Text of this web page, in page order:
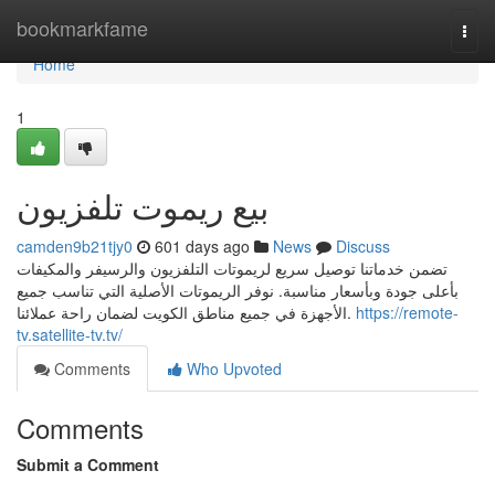
bookmarkfame
Home
Home
1
بيع ريموت تلفزيون
camden9b21tjy0 601 days ago News
Discuss
تضمن خدماتنا توصيل سريع لريموتات التلفزيون والرسيفر والمكيفات
بأعلى جودة وبأسعار مناسبة. نوفر الريموتات الأصلية التي تناسب جميع
الأجهزة في جميع مناطق الكويت لضمان راحة عملائنا. https://remote-
tv.satellite-tv.tv/
Comments
Who Upvoted
Comments
Submit a Comment